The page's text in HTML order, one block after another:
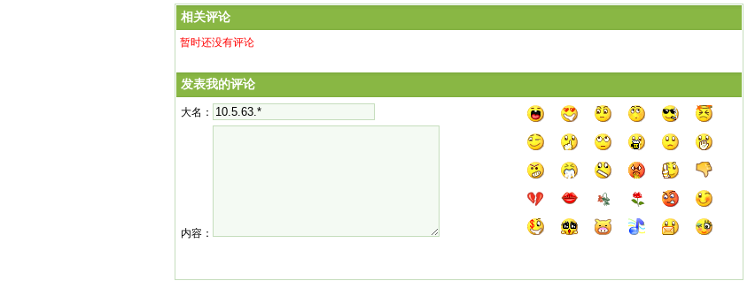
相关评论
暂时还没有评论
发表我的评论
大名：
内容：